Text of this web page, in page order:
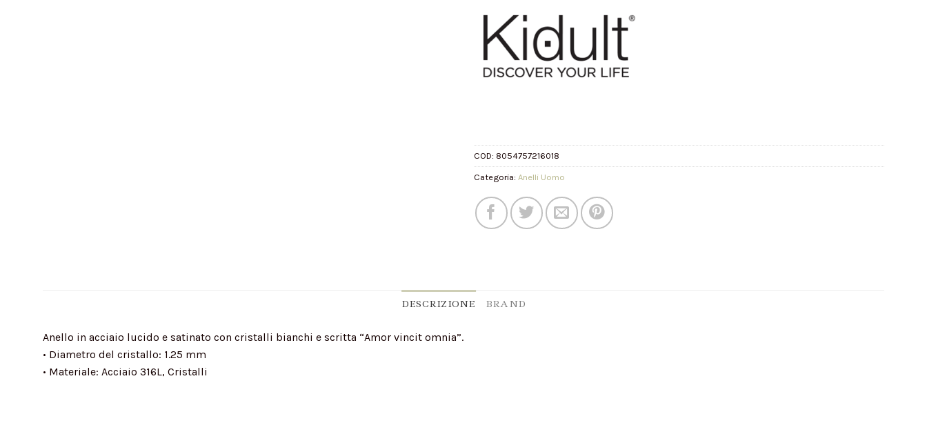
COD: 8054757216018
Categoria: Anelli Uomo
DESCRIZIONE BRAND
Anello in acciaio lucido e satinato con cristalli bianchi e scritta “Amor vincit omnia”.
• Diametro del cristallo: 1.25 mm
• Materiale: Acciaio 316L, Cristalli